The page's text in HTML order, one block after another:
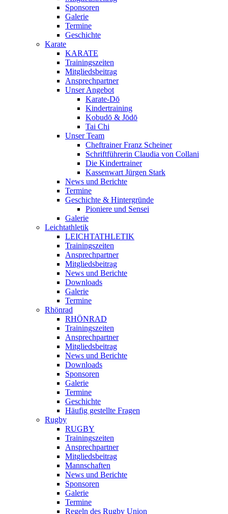
Sponsoren
Galerie
Termine
Geschichte
Karate
KARATE
Trainingszeiten
Mitgliedsbeitrag
Ansprechpartner
Unser Angebot
Karate-Dō
Kindertraining
Kobudō & Jōdō
Tai Chi
Unser Team
Cheftrainer Franz Scheiner
Schriftführerin Claudia von Collani
Die Kindertrainer
Kassenwart Jürgen Stark
News und Berichte
Termine
Geschichte & Hintergründe
Pioniere und Sensei
Galerie
Leichtathletik
LEICHTATHLETIK
Trainingszeiten
Ansprechpartner
Mitgliedsbeitrag
News und Berichte
Downloads
Galerie
Termine
Rhönrad
RHÖNRAD
Trainingszeiten
Ansprechpartner
Mitgliedsbeitrag
News und Berichte
Downloads
Sponsoren
Galerie
Termine
Geschichte
Häufig gestellte Fragen
Rugby
RUGBY
Trainingszeiten
Ansprechpartner
Mitgliedsbeitrag
Mannschaften
News und Berichte
Sponsoren
Galerie
Termine
Regeln des Rugby Union